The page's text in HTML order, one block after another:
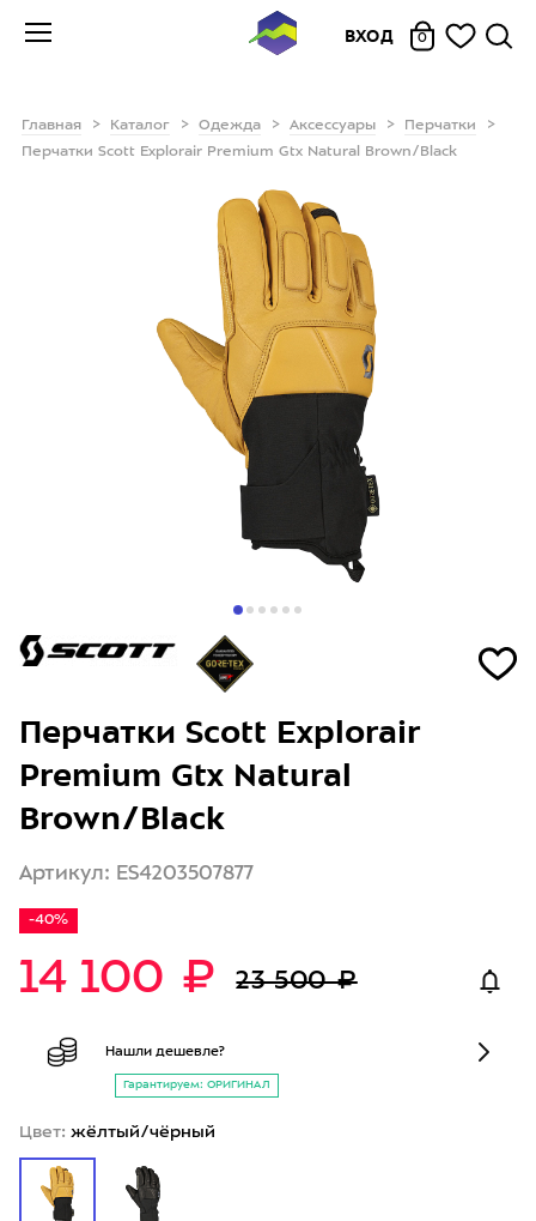
ВХОД 0
Главная Каталог Одежда Аксессуары
Перчатки
Перчатки Scott Explorair Premium Gtx Natural Brown/Black
Перчатки Scott Explorair
Premium Gtx Natural
Brown/Black
Артикул: ES4203507877
-40%
14 100 ₽ 23 500 ₽
Нашли дешевле?
Гарантируем: ОРИГИНАЛ
Цвет: жёлтый/чёрный